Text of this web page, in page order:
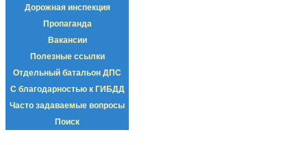
Дорожная инспекция
Пропаганда
Вакансии
Полезные ссылки
Отдельный батальон ДПС
С благодарностью к ГИБДД
Часто задаваемые вопросы
Поиск